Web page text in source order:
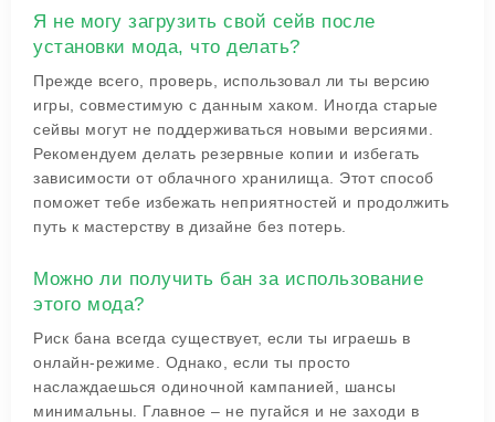
Я не могу загрузить свой сейв после
установки мода, что делать?
Прежде всего, проверь, использовал ли ты версию
игры, совместимую с данным хаком. Иногда старые
сейвы могут не поддерживаться новыми версиями.
Рекомендуем делать резервные копии и избегать
зависимости от облачного хранилища. Этот способ
поможет тебе избежать неприятностей и продолжить
путь к мастерству в дизайне без потерь.
Можно ли получить бан за использование
этого мода?
Риск бана всегда существует, если ты играешь в
онлайн-режиме. Однако, если ты просто
наслаждаешься одиночной кампанией, шансы
минимальны. Главное – не пугайся и не заходи в